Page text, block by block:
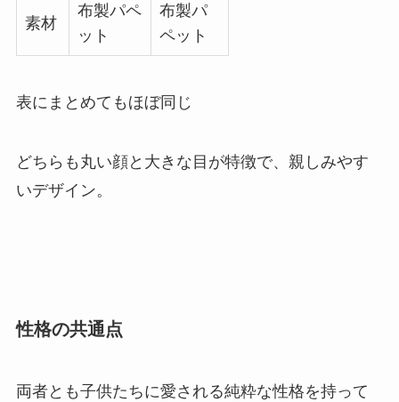
素材
布製パペ
ット
布製パ
ペット
表にまとめてもほぼ同じ
どちらも丸い顔と大きな目が特徴で、親しみやす
いデザイン。
性格の共通点
両者とも子供たちに愛される純粋な性格を持って